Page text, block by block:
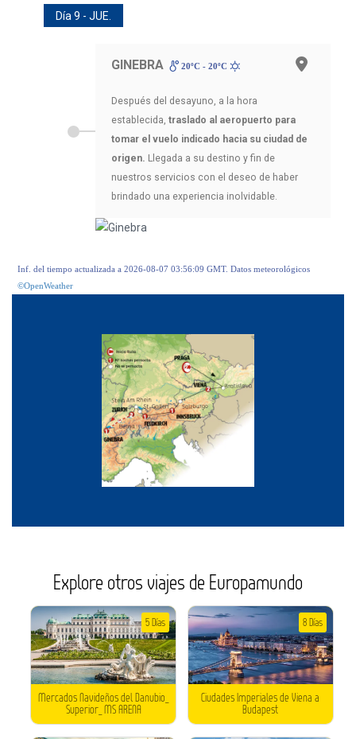
Día 9 - JUE.
GINEBRA 20ºC - 20ºC
Después del desayuno, a la hora
establecida, traslado al aeropuerto para
tomar el vuelo indicado hacia su ciudad de
origen. Llegada a su destino y fin de
nuestros servicios con el deseo de haber
brindado una experiencia inolvidable.
Inf. del tiempo actualizada a 2026-08-07 03:56:09 GMT. Datos meteorológicos
©OpenWeather
Explore otros viajes de Europamundo
Mercados Navideños del Danubio_
Superior_ MS ARENA
5 Días
Ciudades Imperiales de Viena a
Budapest
8 Días